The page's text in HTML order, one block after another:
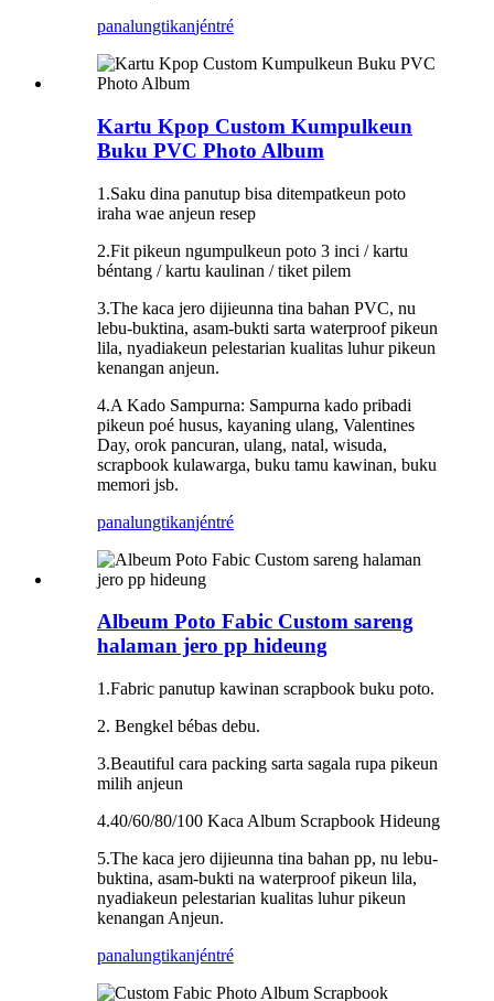
panalungtikanjéntré
Kartu Kpop Custom Kumpulkeun
Buku PVC Photo Album
1.Saku dina panutup bisa ditempatkeun poto
iraha wae anjeun resep
2.Fit pikeun ngumpulkeun poto 3 inci / kartu
béntang / kartu kaulinan / tiket pilem
3.The kaca jero dijieunna tina bahan PVC, nu
lebu-buktina, asam-bukti sarta waterproof pikeun
lila, nyadiakeun pelestarian kualitas luhur pikeun
kenangan anjeun.
4.A Kado Sampurna: Sampurna kado pribadi
pikeun poé husus, kayaning ulang, Valentines
Day, orok pancuran, ulang, natal, wisuda,
scrapbook kulawarga, buku tamu kawinan, buku
memori jsb.
panalungtikanjéntré
Albeum Poto Fabic Custom sareng
halaman jero pp hideung
1.Fabric panutup kawinan scrapbook buku poto.
2. Bengkel bébas debu.
3.Beautiful cara packing sarta sagala rupa pikeun
milih anjeun
4.40/60/80/100 Kaca Album Scrapbook Hideung
5.The kaca jero dijieunna tina bahan pp, nu lebu-
buktina, asam-bukti na waterproof pikeun lila,
nyadiakeun pelestarian kualitas luhur pikeun
kenangan Anjeun.
panalungtikanjéntré